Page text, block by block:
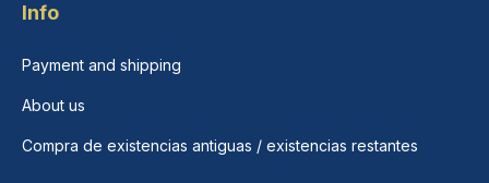
Info
Payment and shipping
About us
Compra de existencias antiguas / existencias restantes